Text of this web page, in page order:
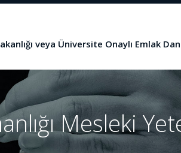
veya Üniversite Onaylı Emlak
Mesleki